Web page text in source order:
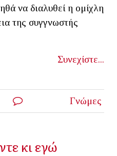
να διαλυθεί η ομίχλη
της συγγνωστής
Συνεχίστε...
Γνώμες
κι εγώ